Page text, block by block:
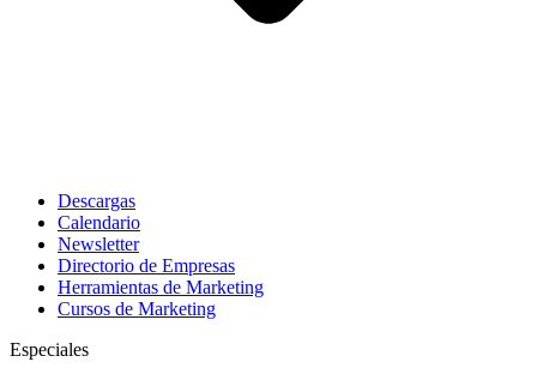
Descargas
Calendario
Newsletter
Directorio de Empresas
Herramientas de Marketing
Cursos de Marketing
Especiales